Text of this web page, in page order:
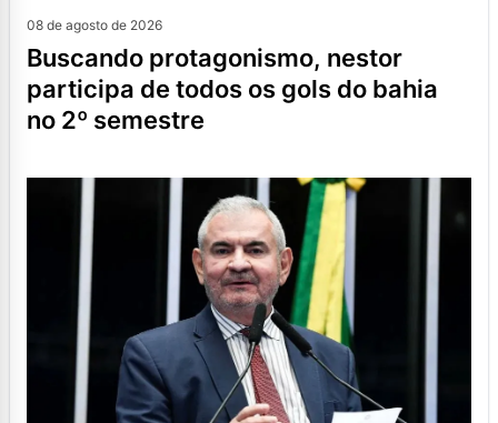
08 de agosto de 2026
buscando protagonismo, nestor
participa de todos os gols do bahia
no 2º semestre